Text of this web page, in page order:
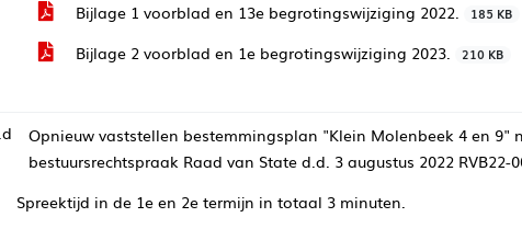
Bijlage 1 voorblad en 13e begrotingswijziging 2022. 185 KB
Bijlage 2 voorblad en 1e begrotingswijziging 2023. 210 KB
Opnieuw vaststellen bestemmingsplan "Klein Molenbeek 4 en
bestuursrechtspraak Raad van State d.d. 3 augustus 2022 RVB22-
Spreektijd in de 1e en 2e termijn in totaal 3 minuten.